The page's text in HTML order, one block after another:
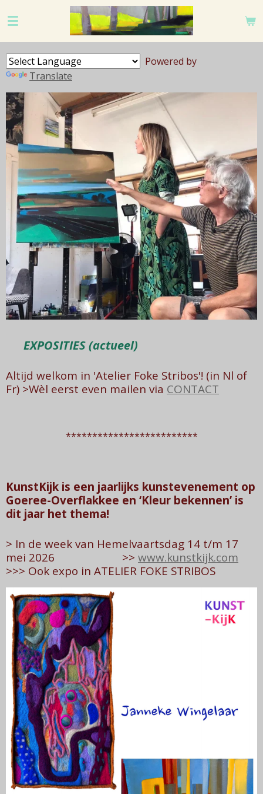
direct
naar
de
hoofdinhoud
Powered by
Translate
EXPOSITIES (actueel)
Altijd welkom in 'Atelier Foke Stribos'! (in Nl of
Fr) >Wèl eerst even mailen via CONTACT
*************************
KunstKijk is een jaarlijks kunstevenement op
Goeree-Overflakkee en ‘Kleur bekennen’ is
dit jaar het thema!
> In de week van Hemelvaartsdag 14 t/m 17
mei 2026 >> www.kunstkijk.com
>>> Ook expo in ATELIER FOKE STRIBOS